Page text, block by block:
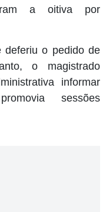
a oitiva por
deferiu o pedido de
o magistrado
informar
sessões